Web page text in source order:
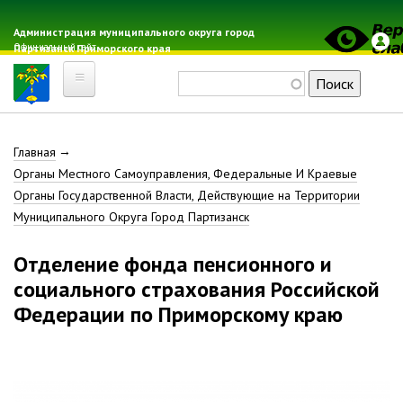
основному
содержанию
Администрация муниципального округа город
Партизанск Приморского края
Официальный сайт
Главная
Местные налоги
Гражданская оборона
Расписание электричек
Свод-WEB
Партизанск
Строка
навигации
Главная
Органы Местного Самоуправления, Федеральные И Краевые
Органы Государственной Власти, Действующие на Территории
Муниципального Округа Город Партизанск
Отделение фонда пенсионного и
социального страхования Российской
Федерации по Приморскому краю